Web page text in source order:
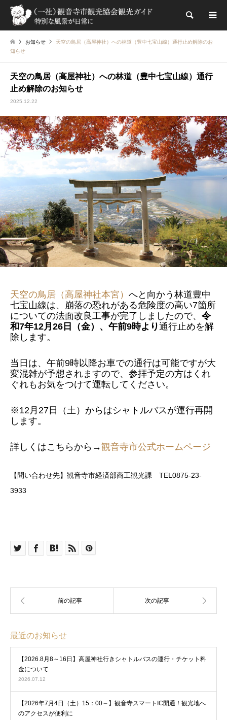
検索
お知らせ
天空の鳥居（高屋神社）への林道（豊中七宝山線）通行止め解除のお
知らせ
天空の鳥居（高屋神社）への林道（豊中七宝山線）通行
止め解除のお知らせ
2025.12.22
天空の鳥居（高屋神社本宮） へと向かう林道豊中
七宝山線は、崩落の恐れがある危険度の高い7箇所
についての法面改良工事が完了しましたので、 令
和7年12月26日（金）、午前9時より通行止めを解
除します。
当日は、午前9時以降お車での通行は可能ですが大
変混雑が予想されますので、参拝予定の方はくれ
ぐれもお気をつけて運転してください。
※12月27日（土）からはシャトルバスが運行再開
します。
詳しくはこちらから→観音寺市公式ホームページ
【問い合わせ先】観音寺市経済部商工観光課 TEL0875-23-
3933
最近のお知らせ
【2026.8月8～16日】高屋神社行きシャトルバスの運行・チケット料
金について
2026.07.12
【2026年7月4日（土）15：00～】観音寺スマートIC開通！観光地へ
のアクセスが便利に